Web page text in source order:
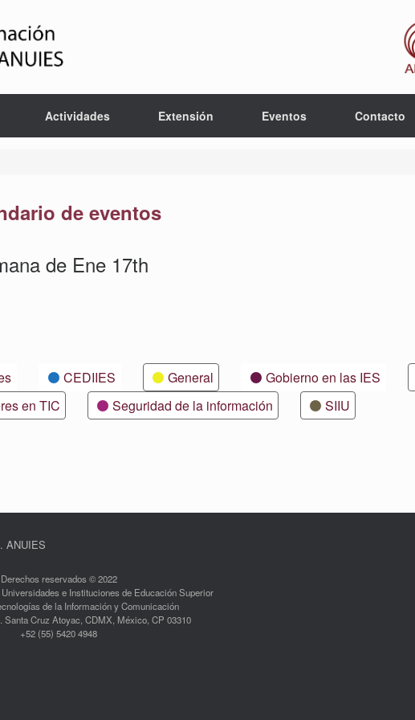
Actividades Extensión Eventos Contacto
de eventos
de Ene 17th
CEDIIES General Gobierno en las IES
en TIC Seguridad de la información
SIIU
ANUIES
Derechos reservados © 2022
e Instituciones de Educación Superior
de la Información y Comunicación
Santa Cruz Atoyac, CDMX, México, CP 03310
+52 (55) 5420 4948